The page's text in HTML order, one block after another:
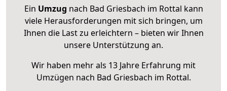
Ein Umzug nach Bad Griesbach im Rottal kann
viele Herausforderungen mit sich bringen, um
Ihnen die Last zu erleichtern – bieten wir Ihnen
unsere Unterstützung an.
Wir haben mehr als 13 Jahre Erfahrung mit
Umzügen nach Bad Griesbach im Rottal.